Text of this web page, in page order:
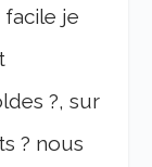
je
?, sur
? nous